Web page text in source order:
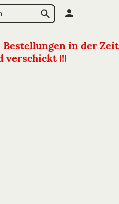
Bestellungen in der Zeit
verschickt !!!